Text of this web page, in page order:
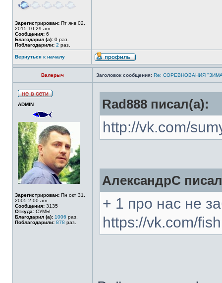
Зарегистрирован: Пт янв 02,
2015 10:29 am
Сообщения: 6
Благодарил (а): 0 раз.
Поблагодарили: 2 раз.
Вернуться к началу
Валерыч Заголовок сообщения: Re: СОРЕВНОВАНИЯ
ADMIN
Зарегистрирован: Пн окт 31,
2005 2:00 am
Сообщения: 3135
Откуда: СУМЫ
Благодарил (а): 1006 раз.
Поблагодарили: 878 раз.
Rad888 писал(а):
http://vk.com/
АлександрС
+ 1 про нас не
https://vk.com/